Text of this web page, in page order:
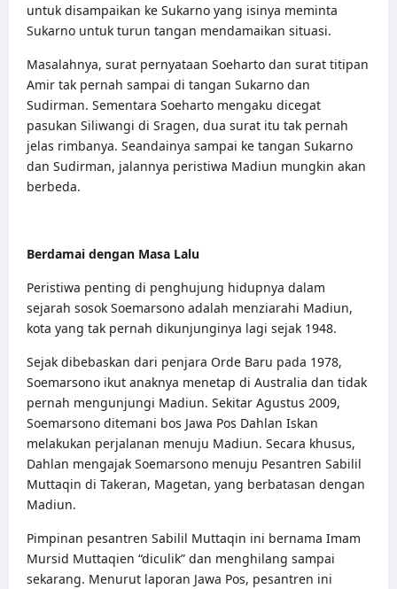
untuk disampaikan ke Sukarno yang isinya meminta
Sukarno untuk turun tangan mendamaikan situasi.
Masalahnya, surat pernyataan Soeharto dan surat titipan
Amir tak pernah sampai di tangan Sukarno dan
Sudirman. Sementara Soeharto mengaku dicegat
pasukan Siliwangi di Sragen, dua surat itu tak pernah
jelas rimbanya. Seandainya sampai ke tangan Sukarno
dan Sudirman, jalannya peristiwa Madiun mungkin akan
berbeda.
Berdamai dengan Masa Lalu
Peristiwa penting di penghujung hidupnya dalam
sejarah sosok Soemarsono adalah menziarahi Madiun,
kota yang tak pernah dikunjunginya lagi sejak 1948.
Sejak dibebaskan dari penjara Orde Baru pada 1978,
Soemarsono ikut anaknya menetap di Australia dan tidak
pernah mengunjungi Madiun. Sekitar Agustus 2009,
Soemarsono ditemani bos Jawa Pos Dahlan Iskan
melakukan perjalanan menuju Madiun. Secara khusus,
Dahlan mengajak Soemarsono menuju Pesantren Sabilil
Muttaqin di Takeran, Magetan, yang berbatasan dengan
Madiun.
Pimpinan pesantren Sabilil Muttaqin ini bernama Imam
Mursid Muttaqien “diculik” dan menghilang sampai
sekarang. Menurut laporan Jawa Pos, pesantren ini